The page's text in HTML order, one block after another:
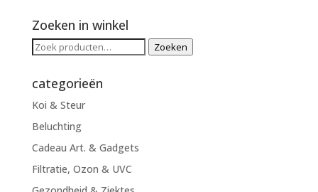
Zoeken in winkel
Zoeken
Zoeken
categorieën
Koi & Steur
Beluchting
Cadeau Art. & Gadgets
Filtratie, Ozon & UVC